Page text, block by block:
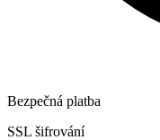
Bezpečná platba
SSL šifrování